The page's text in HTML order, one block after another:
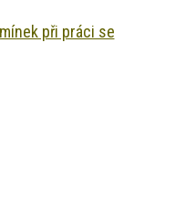
při práci se